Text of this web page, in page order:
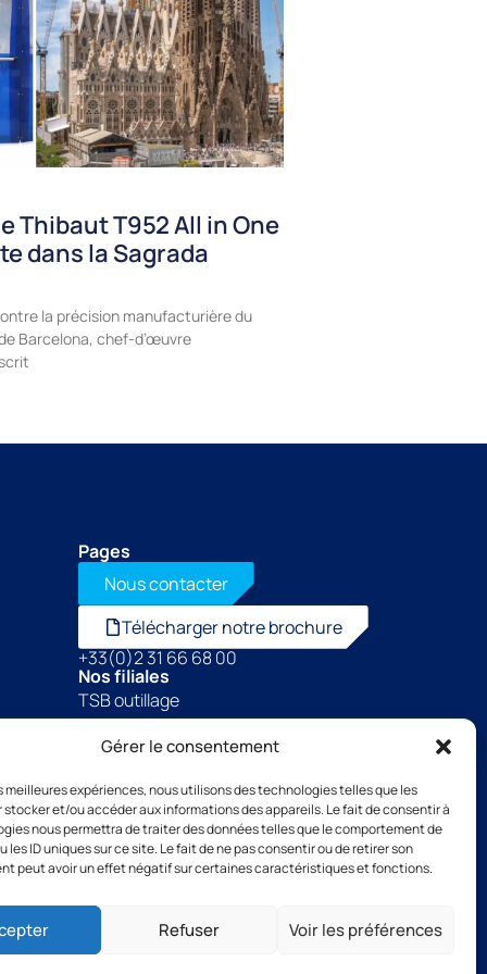
Gérer le consentement
meilleures expériences, nous utilisons des technologies telles que les
stocker et/ou accéder aux informations des appareils. Le fait de consentir à
nous permettra de traiter des données telles que le comportement de
les ID uniques sur ce site. Le fait de ne pas consentir ou de retirer son
peut avoir un effet négatif sur certaines caractéristiques et fonctions.
Refuser Voir les préférences
Thibaut T952 All in One
dans la Sagrada
la précision manufacturière du
Barcelona, chef-d’œuvre
Pages
Nous contacter
Télécharger notre brochure
+33(0)2 31 66 68 00
Nos filiales
TSB outillage
Thibaut Recrutement
Thibaut Service by Calas